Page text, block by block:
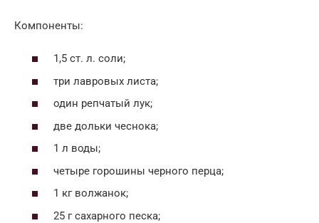
Компоненты:
1,5 ст. л. соли;
три лавровых листа;
один репчатый лук;
две дольки чеснока;
1 л воды;
четыре горошины черного перца;
1 кг волжанок;
25 г сахарного песка;